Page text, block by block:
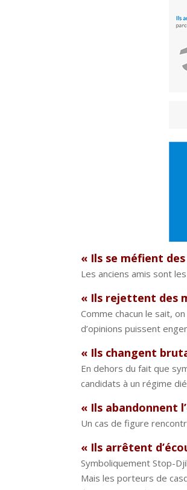
« Ils se méfient
Les anciens amis sont
« Ils rejettent des
Comme chacun le sait,
d’opinions puissent
« Ils changent
En dehors du fait que
candidats à un régime
« Ils abandonnent
Un cas de figure
« Ils arrêtent
Symboliquement Stop-
Mais les porteurs de